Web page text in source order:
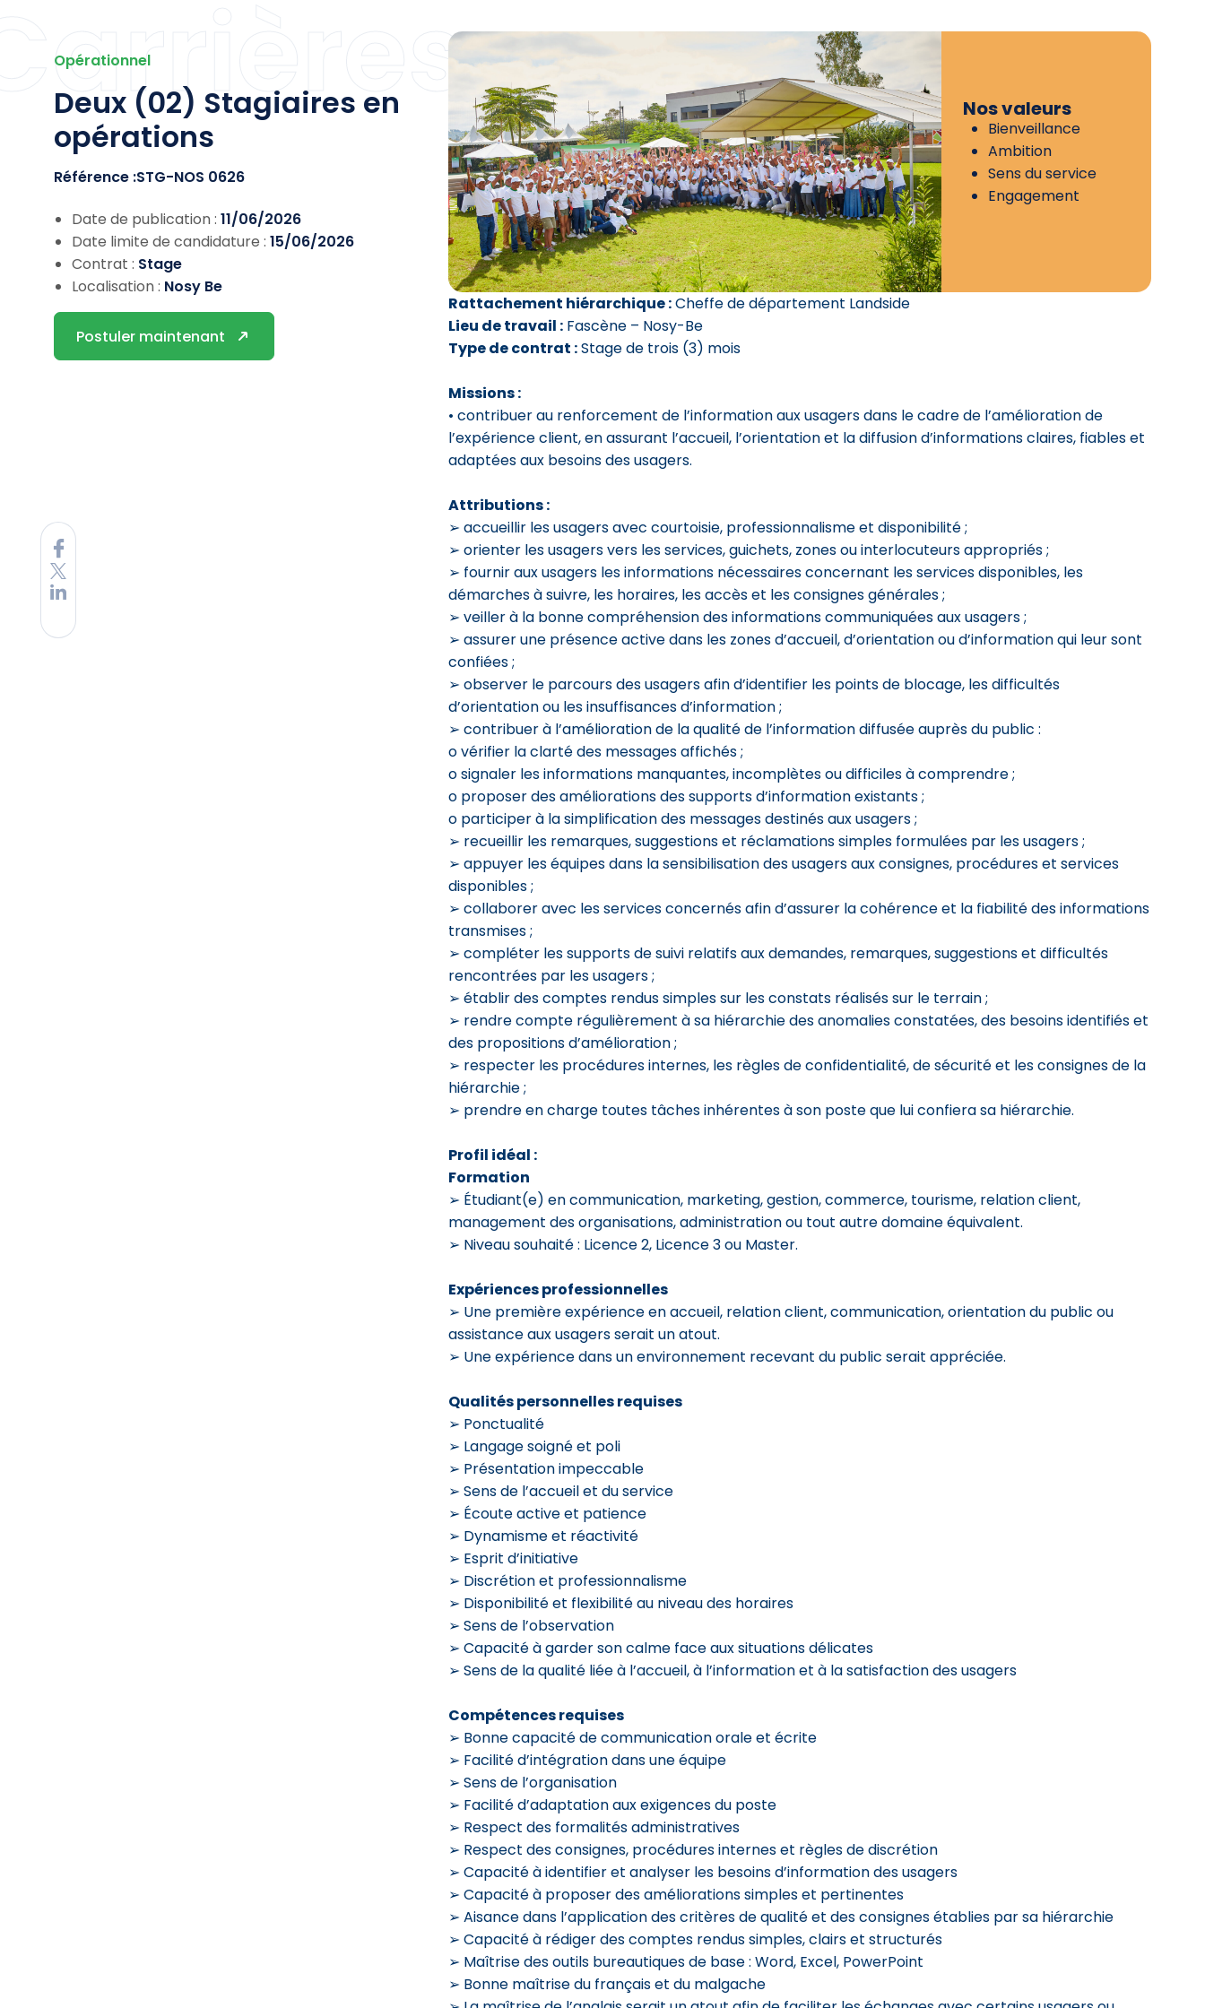
Opérationnel
Deux (02) Stagiaires en
opérations
Référence :STG-NOS 0626
Date de publication : 11/06/2026
Date limite de candidature : 15/06/2026
Contrat : Stage
Localisation : Nosy Be
Postuler maintenant
Nos valeurs
Bienveillance
Ambition
Sens du service
Engagement
Rattachement hiérarchique :Cheffe de département Landside
Lieu de travail : Fascène – Nosy-Be
Type de contrat :Stage de trois (3) mois
Missions :
• contribuer au renforcement de l’information aux usagers dans le cadre de l’amélioration de
l’expérience client, en assurant l’accueil, l’orientation et la diffusion d’informations claires, fiables et
adaptées aux besoins des usagers.
Attributions :
➢ accueillir les usagers avec courtoisie, professionnalisme et disponibilité ;
➢ orienter les usagers vers les services, guichets, zones ou interlocuteurs appropriés ;
➢ fournir aux usagers les informations nécessaires concernant les services disponibles, les
démarches à suivre, les horaires, les accès et les consignes générales ;
➢ veiller à la bonne compréhension des informations communiquées aux usagers ;
➢ assurer une présence active dans les zones d’accueil, d’orientation ou d’information qui leur sont
confiées ;
➢ observer le parcours des usagers afin d’identifier les points de blocage, les difficultés
d’orientation ou les insuffisances d’information ;
➢ contribuer à l’amélioration de la qualité de l’information diffusée auprès du public :
o vérifier la clarté des messages affichés ;
o signaler les informations manquantes, incomplètes ou difficiles à comprendre ;
o proposer des améliorations des supports d’information existants ;
o participer à la simplification des messages destinés aux usagers ;
➢ recueillir les remarques, suggestions et réclamations simples formulées par les usagers ;
➢ appuyer les équipes dans la sensibilisation des usagers aux consignes, procédures et services
disponibles ;
➢ collaborer avec les services concernés afin d’assurer la cohérence et la fiabilité des informations
transmises ;
➢ compléter les supports de suivi relatifs aux demandes, remarques, suggestions et difficultés
rencontrées par les usagers ;
➢ établir des comptes rendus simples sur les constats réalisés sur le terrain ;
➢ rendre compte régulièrement à sa hiérarchie des anomalies constatées, des besoins identifiés et
des propositions d’amélioration ;
➢ respecter les procédures internes, les règles de confidentialité, de sécurité et les consignes de la
hiérarchie ;
➢ prendre en charge toutes tâches inhérentes à son poste que lui confiera sa hiérarchie.
Profil idéal :
Formation
➢ Étudiant(e) en communication, marketing, gestion, commerce, tourisme, relation client,
management des organisations, administration ou tout autre domaine équivalent.
➢ Niveau souhaité : Licence 2, Licence 3 ou Master.
Expériences professionnelles
➢ Une première expérience en accueil, relation client, communication, orientation du public ou
assistance aux usagers serait un atout.
➢ Une expérience dans un environnement recevant du public serait appréciée.
Qualités personnelles requises
➢ Ponctualité
➢ Langage soigné et poli
➢ Présentation impeccable
➢ Sens de l’accueil et du service
➢ Écoute active et patience
➢ Dynamisme et réactivité
➢ Esprit d’initiative
➢ Discrétion et professionnalisme
➢ Disponibilité et flexibilité au niveau des horaires
➢ Sens de l’observation
➢ Capacité à garder son calme face aux situations délicates
➢ Sens de la qualité liée à l’accueil, à l’information et à la satisfaction des usagers
Compétences requises
➢ Bonne capacité de communication orale et écrite
➢ Facilité d’intégration dans une équipe
➢ Sens de l’organisation
➢ Facilité d’adaptation aux exigences du poste
➢ Respect des formalités administratives
➢ Respect des consignes, procédures internes et règles de discrétion
➢ Capacité à identifier et analyser les besoins d’information des usagers
➢ Capacité à proposer des améliorations simples et pertinentes
➢ Aisance dans l’application des critères de qualité et des consignes établies par sa hiérarchie
➢ Capacité à rédiger des comptes rendus simples, clairs et structurés
➢ Maîtrise des outils bureautiques de base : Word, Excel, PowerPoint
➢ Bonne maîtrise du français et du malgache